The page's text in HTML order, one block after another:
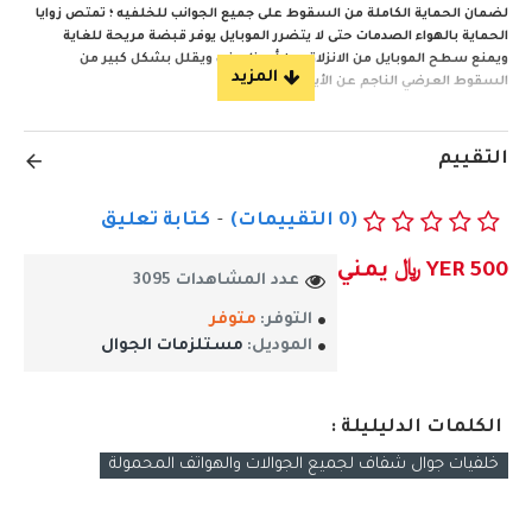
لضمان الحماية الكاملة من السقوط على جميع الجوانب للخلفيه ؛ تمتص زوايا
الحماية بالهواء الصدمات حتى لا يتضرر الموبايل يوفر قبضة مريحة للغاية
ويمنع سطح الموبايل من الانزلاق من أي ظروف، ويقلل بشكل كبير من
السقوط العرضي الناجم عن الأيدي الزلقة،
عند الاصطدام
التقييم
(0 التقييمات) - كتابة تعليق
YER 500 ﷼ يمني
التوفر: متوفر
الموديل: مستلزمات الجوال
عدد المشاهدات 3095
الكلمات الدليليلة :
خلفيات جوال شفاف لجميع الجوالات والهواتف المحمولة